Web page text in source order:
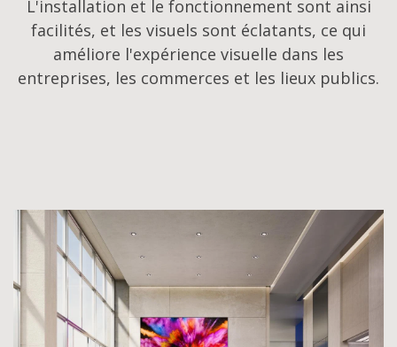
L'installation et le fonctionnement sont ainsi
facilités, et les visuels sont éclatants, ce qui
améliore l'expérience visuelle dans les
entreprises, les commerces et les lieux publics.